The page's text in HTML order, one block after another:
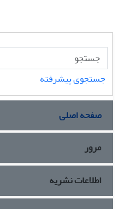
جستجوی پیشرفته
صفحه اصلی
مرور
اطلاعات نشریه